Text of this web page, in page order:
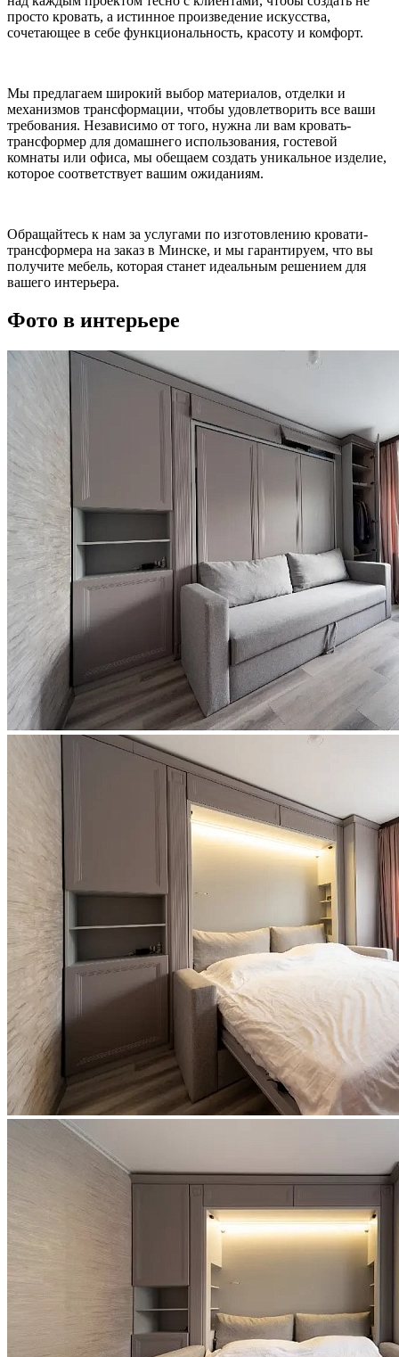
просто кровать, а истинное произведение искусства,
сочетающее в себе функциональность, красоту и комфорт.
Мы предлагаем широкий выбор материалов, отделки и
механизмов трансформации, чтобы удовлетворить все ваши
требования. Независимо от того, нужна ли вам кровать-
трансформер для домашнего использования, гостевой
комнаты или офиса, мы обещаем создать уникальное изделие,
которое соответствует вашим ожиданиям.
Обращайтесь к нам за услугами по изготовлению кровати-
трансформера на заказ в Минске, и мы гарантируем, что вы
получите мебель, которая станет идеальным решением для
вашего интерьера.
Фото в интерьере